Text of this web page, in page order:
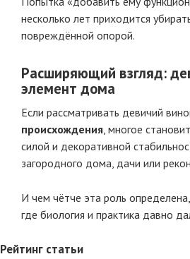
несколько лет приходится
повреждённой опорой.
Расширяющий взгляд:
элемент дома
Если рассматривать девичий
происхождения, многое
силой и декоративной
загородного дома, дачи или
И чем чётче эта роль
где биология и практика давно
Рейтинг статьи